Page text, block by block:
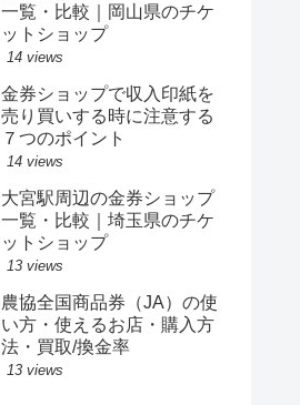
一覧・比較｜岡山県のチケ
ットショップ
14 views
金券ショップで収入印紙を
売り買いする時に注意する
７つのポイント
14 views
大宮駅周辺の金券ショップ
一覧・比較｜埼玉県のチケ
ットショップ
13 views
農協全国商品券（JA）の使
い方・使えるお店・購入方
法・買取/換金率
13 views